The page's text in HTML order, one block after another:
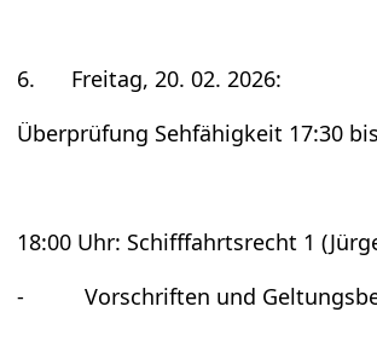
6. Frei­tag, 20. 02. 2026:
Über­prü­fung Seh­fä­hig­keit 17:30
18:00 Uhr: Schiff­fahrts­recht 1
- Vor­schrif­ten und